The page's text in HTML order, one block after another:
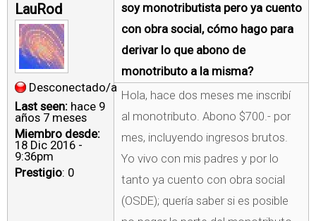
LauRod
Desconectado/a
Last seen: hace 9
años 7 meses
Miembro desde:
18 Dic 2016 -
9:36pm
Prestigio: 0
soy monotributista pero ya cuento
con obra social, cómo hago para
derivar lo que abono de
monotributo a la misma?
Hola, hace dos meses me inscribí
al monotributo. Abono $700.- por
mes, incluyendo ingresos brutos.
Yo vivo con mis padres y por lo
tanto ya cuento con obra social
(OSDE); quería saber si es posible